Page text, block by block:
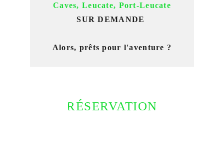
Caves, Leucate, Port-Leucate
SUR DEMANDE
Alors, prêts pour l'aventure ?
RÉSERVATION